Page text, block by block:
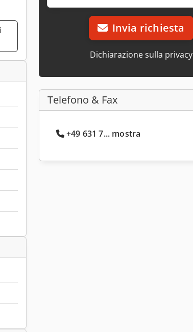
Invia richiesta
Dichiarazione sulla privacy
Telefono & Fax
+49 631 7... mostra